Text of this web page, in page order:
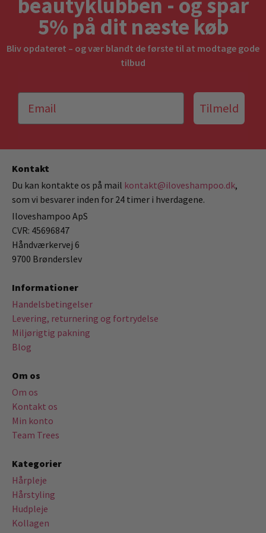
5% på dit næste køb
Bliv opdateret – og vær blandt de første til at modtage gode
tilbud
Tilmeld
Kontakt
Du kan kontakte os på mail kontakt@iloveshampoo.dk,
som vi besvarer inden for 24 timer i hverdagene.
Iloveshampoo ApS
CVR: 45696847
Håndværkervej 6
9700 Brønderslev
Informationer
Handelsbetingelser
Levering, returnering og fortrydelse
Miljørigtig pakning
Blog
Om os
Om os
Kontakt os
Min konto
Team Trees
Kategorier
Hårpleje
Hårstyling
Hudpleje
Kollagen